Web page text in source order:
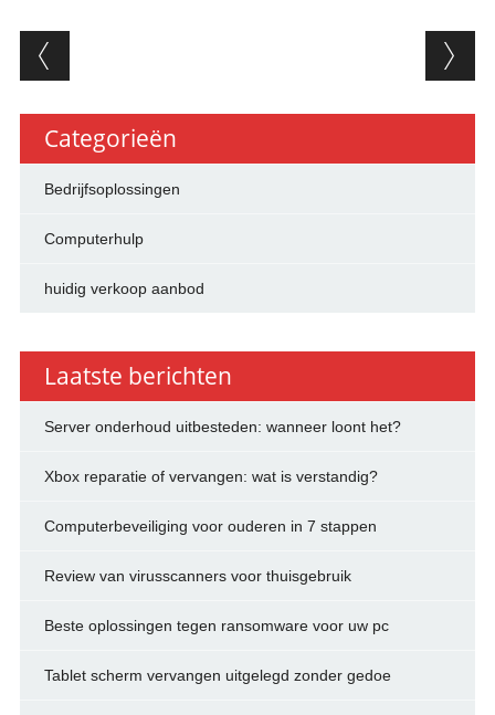
Berichtnavigatie
Categorieën
Bedrijfsoplossingen
Computerhulp
huidig verkoop aanbod
Laatste berichten
Server onderhoud uitbesteden: wanneer loont het?
Xbox reparatie of vervangen: wat is verstandig?
Computerbeveiliging voor ouderen in 7 stappen
Review van virusscanners voor thuisgebruik
Beste oplossingen tegen ransomware voor uw pc
Tablet scherm vervangen uitgelegd zonder gedoe